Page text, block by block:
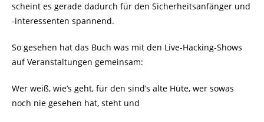
scheint es gerade dadurch für den Sicherheitsanfänger und
-interessenten spannend.
So gesehen hat das Buch was mit den Live-Hacking-Shows
auf Veranstaltungen gemeinsam:
Wer weiß, wie’s geht, für den sind’s alte Hüte, wer sowas
noch nie gesehen hat, steht und